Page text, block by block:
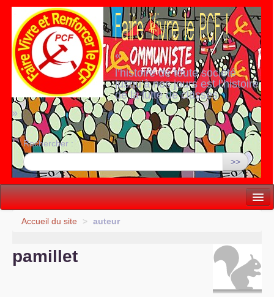
«
l’histoire de toute société
jusqu’à nos jours est l’histoire
de la lutte de classes
»
Rechercher :
>>
Vie politique
Internationale
Accueil du site > auteur
pamillet